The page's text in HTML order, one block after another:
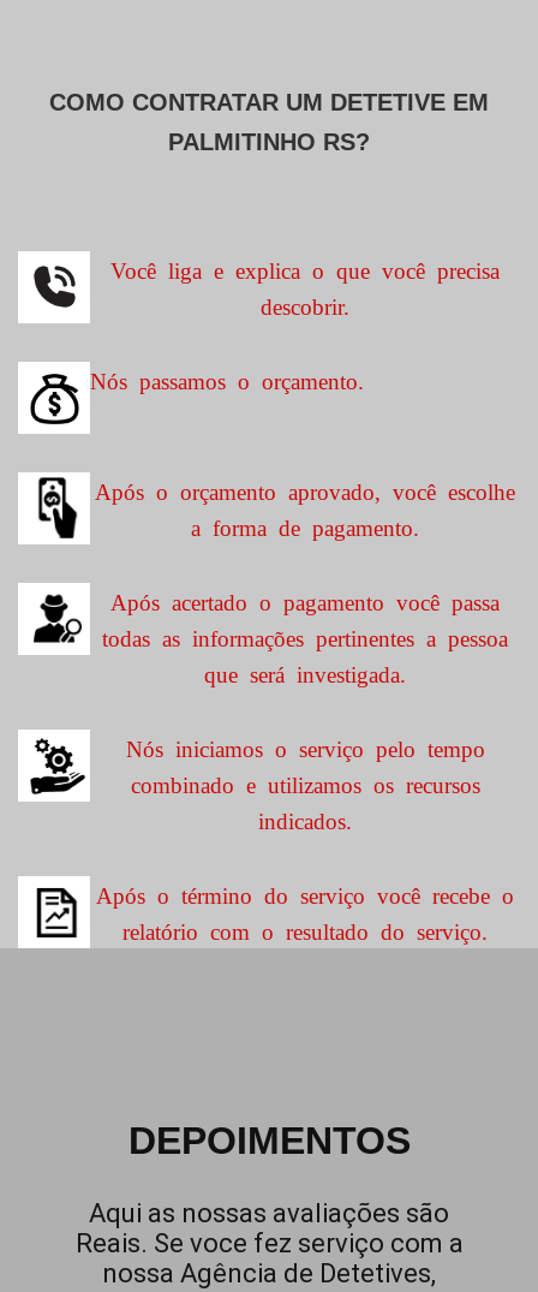
COMO CONTRATAR UM DETETIVE EM
PALMITINHO RS?
Você liga e explica o que você precisa
descobrir.
Nós passamos o orçamento.
Após o orçamento aprovado, você escolhe
a forma de pagamento.
Após acertado o pagamento você passa
todas as informações pertinentes a pessoa
que será investigada.
Nós iniciamos o serviço pelo tempo
combinado e utilizamos os recursos
indicados.
Após o término do serviço você recebe o
relatório com o resultado do serviço.
DEPOIMENTOS
Aqui as nossas avaliações são
Reais. Se voce fez serviço com a
nossa Agência de Detetives,